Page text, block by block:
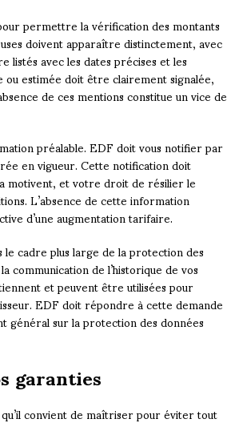
permettre la vérification des montants
doivent apparaître distinctement, avec
avec les dates précises et les
estimée doit être clairement signalée,
de ces mentions constitue un vice de
préalable. EDF doit vous notifier par
en vigueur. Cette notification doit
motivent, et votre droit de résilier le
L’absence de cette information
d’une augmentation tarifaire.
cadre plus large de la protection des
de l’historique de vos
et peuvent être utilisées pour
EDF doit répondre à cette demande
général sur la protection des données
garanties
convient de maîtriser pour éviter tout